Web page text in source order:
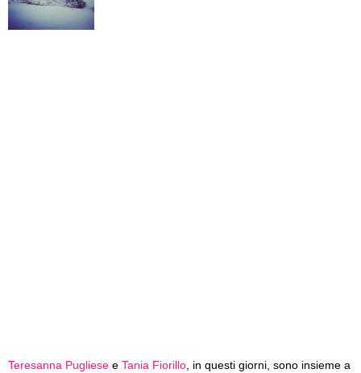
Teresanna Pugliese e Tania Fiorillo, in questi giorni, sono insieme a